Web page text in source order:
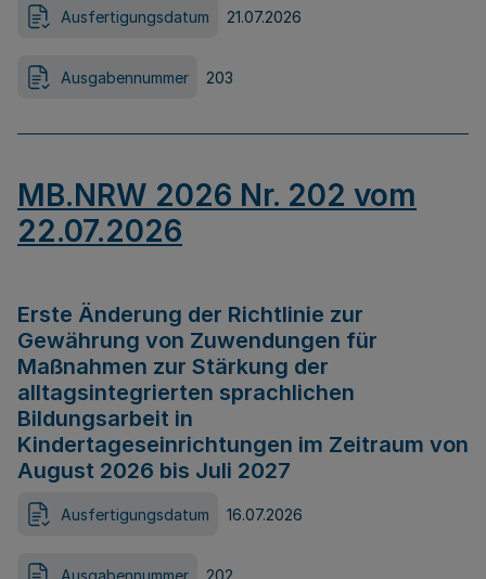
Ausfertigungsdatum 21.07.2026
Ausgabennummer 203
MB.NRW 2026 Nr. 202 vom
22.07.2026
Erste Änderung der Richtlinie zur
Gewährung von Zuwendungen für
Maßnahmen zur Stärkung der
alltagsintegrierten sprachlichen
Bildungsarbeit in
Kindertageseinrichtungen im Zeitraum von
August 2026 bis Juli 2027
Ausfertigungsdatum 16.07.2026
Ausgabennummer 202